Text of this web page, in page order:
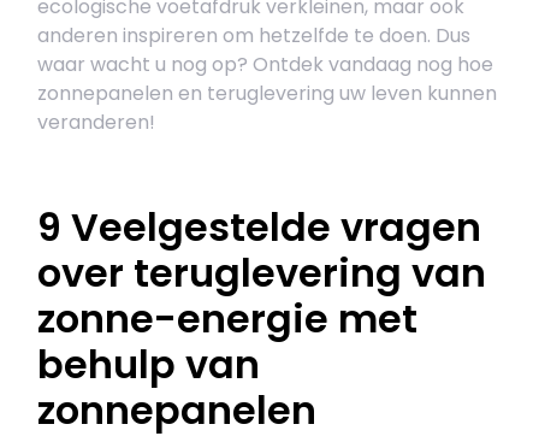
ecologische voetafdruk verkleinen, maar ook
anderen inspireren om hetzelfde te doen. Dus
waar wacht u nog op? Ontdek vandaag nog hoe
zonnepanelen en teruglevering uw leven kunnen
veranderen!
9 Veelgestelde vragen
over teruglevering van
zonne-energie met
behulp van
zonnepanelen